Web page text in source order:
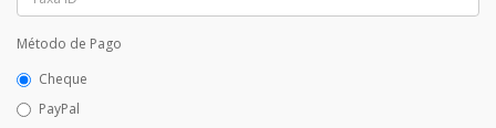
Método de Pago
Cheque
PayPal